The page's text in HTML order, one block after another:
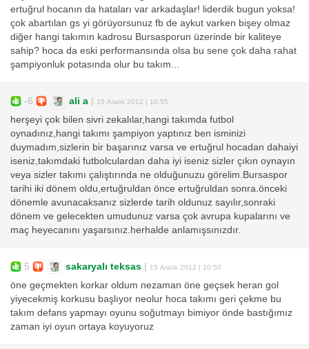
ertuğrul hocanın da hataları var arkadaşlar! liderdik bugun yoksa!
çok abartılan gs yi görüyorsunuz fb de aykut varken bişey olmaz
diğer hangi takımın kadrosu Bursasporun üzerinde bir kaliteye
sahip? hoca da eski performansında olsa bu sene çok daha rahat
şampiyonluk potasında olur bu takım...
-6 ali a | 15 Aralık 2012 | 10:55
herşeyi çok bilen sivri zekalılar,hangi takımda futbol
oynadınız,hangi takımı şampiyon yaptınız ben isminizi
duymadım,sizlerin bir başarınız varsa ve ertuğrul hocadan dahaiyi
iseniz,takımdaki futbolculardan daha iyi iseniz sizler çıkın oynayın
veya sizler takımı çalıştırında ne olduğunuzu görelim.Bursaspor
tarihi iki dönem oldu,ertuğruldan önce ertuğruldan sonra.önceki
dönemle avunacaksanız sizlerde tarih oldunuz sayılır,sonraki
dönem ve gelecekten umudunuz varsa çok avrupa kupalarını ve
maç heyecanını yaşarsınız.herhalde anlamışsınızdır.
5 sakaryalı teksas | 15 Aralık 2012 | 10:50
öne geçmekten korkar oldum nezaman öne geçsek heran gol
yiyecekmiş korkusu başlıyor neolur hoca takımı geri çekme bu
takım defans yapmayı oyunu soğutmayı bimiyor önde bastığımız
zaman iyi oyun ortaya koyuyoruz